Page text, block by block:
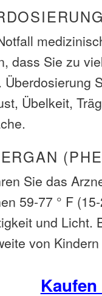
dass Sie zu
Überdosierung
Übelkeit,
Sie das
59-77 ° F
und Licht.
von